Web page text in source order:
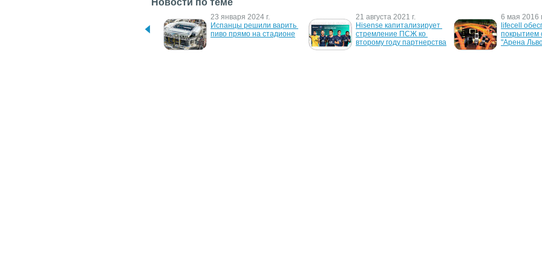
Новости по теме
дореволюционный флаг
23 января 2024 г.
Испанцы решили варить
пиво прямо на стадионе
21 августа 2021 г.
Hisense капитализирует
стремление ПСЖ ко
второму году партнерства
6 мая 2016
lifecell
покрытием
"Арена